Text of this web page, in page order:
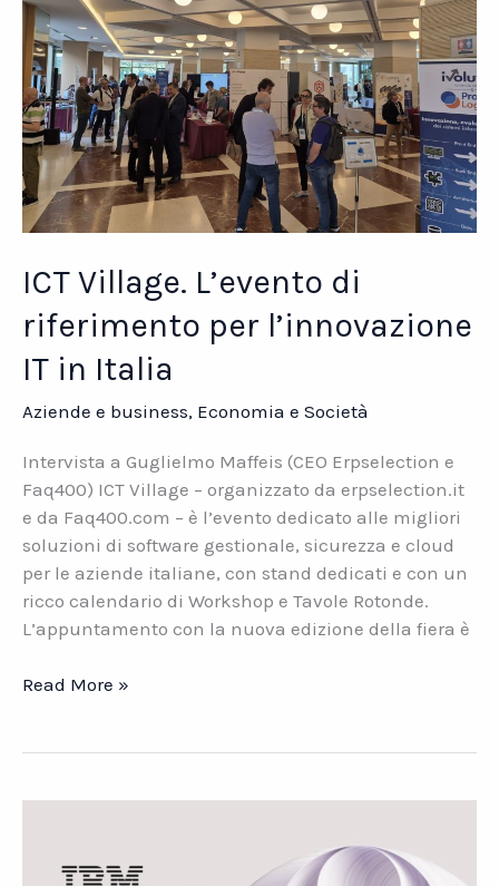
ICT Village. L’evento di
riferimento per l’innovazione
IT in Italia
Aziende e business, Economia e Società
Intervista a Guglielmo Maffeis (CEO Erpselection e
Faq400) ICT Village – organizzato da erpselection.it
e da Faq400.com – è l’evento dedicato alle migliori
soluzioni di software gestionale, sicurezza e cloud
per le aziende italiane, con stand dedicati e con un
ricco calendario di Workshop e Tavole Rotonde.
L’appuntamento con la nuova edizione della fiera è
ICT
riferimento
Read More »